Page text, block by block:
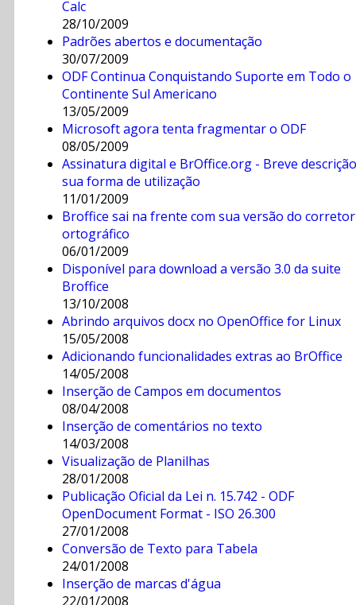
Calc
28/10/2009
Padrões abertos e documentação
30/07/2009
ODF Continua Conquistando Suporte em Todo o
Continente Sul Americano
13/05/2009
Microsoft agora tenta fragmentar o ODF
08/05/2009
Assinatura digital e BrOffice.org - Breve
sua forma de utilização
11/01/2009
Broffice sai na frente com sua versão do corretor
ortográfico
06/01/2009
Disponível para download a versão 3.0 da suite
Broffice
13/10/2008
Abrindo arquivos docx no OpenOffice for Linux
15/05/2008
Adicionando funcionalidades extras ao BrOffice
14/05/2008
Inserção de Campos em documentos
08/04/2008
Inserção de comentários no texto
14/03/2008
Visualização de Planilhas
28/01/2008
Publicação Oficial da Lei n. 15.742 - ODF
OpenDocument Format - ISO 26.300
27/01/2008
Conversão de Texto para Tabela
24/01/2008
Inserção de marcas d'água
22/01/2008